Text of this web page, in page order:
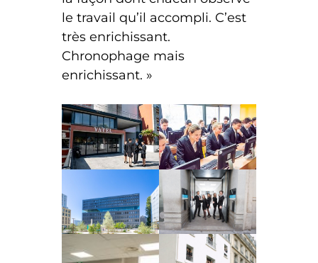
le travail qu’il accompli. C’est
très enrichissant.
Chronophage mais
enrichissant. »